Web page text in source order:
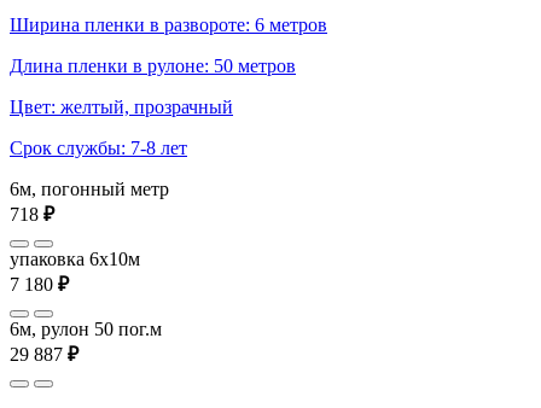
Ширина пленки в развороте: 6 метров
Длина пленки в рулоне: 50 метров
Цвет: желтый, прозрачный
Срок службы: 7-8 лет
6м, погонный метр
718 ₽
упаковка 6x10м
7 180 ₽
6м, рулон 50 пог.м
29 887 ₽